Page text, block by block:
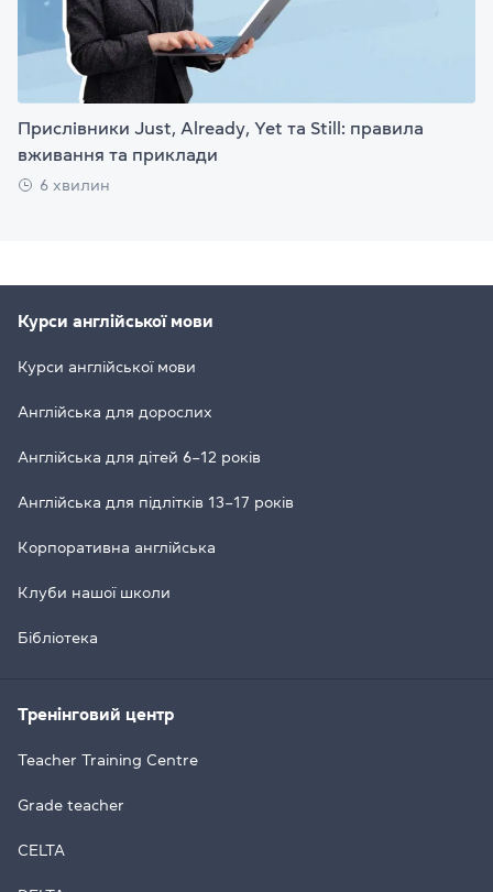
Прислівники Just, Already, Yet та Still: правила
вживання та приклади
6 хвилин
Курси англійської мови
Курси англійської мови
Англійська для дорослих
Англійська для дітей 6–12 років
Англійська для підлітків 13–17 років
Корпоративна англійська
Клуби нашої школи
Бібліотека
Тренінговий центр
Teacher Training Centre
Grade teacher
CELTA